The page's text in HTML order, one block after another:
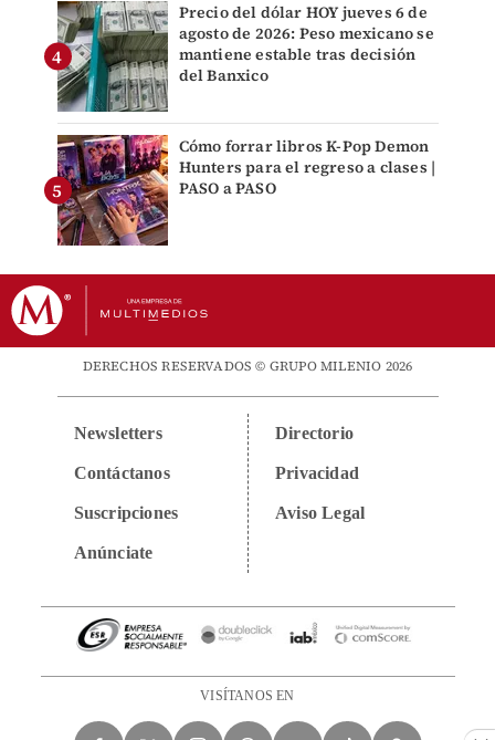
Precio del dólar HOY jueves 6 de
agosto de 2026: Peso mexicano se
mantiene estable tras decisión
del Banxico
Cómo forrar libros K-Pop Demon
Hunters para el regreso a clases |
PASO a PASO
DERECHOS RESERVADOS © GRUPO MILENIO 2026
Newsletters
Contáctanos
Suscripciones
Anúnciate
Directorio
Privacidad
Aviso Legal
VISÍTANOS EN